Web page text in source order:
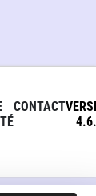
CONTACT